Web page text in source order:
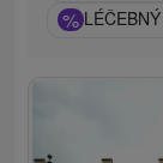
%